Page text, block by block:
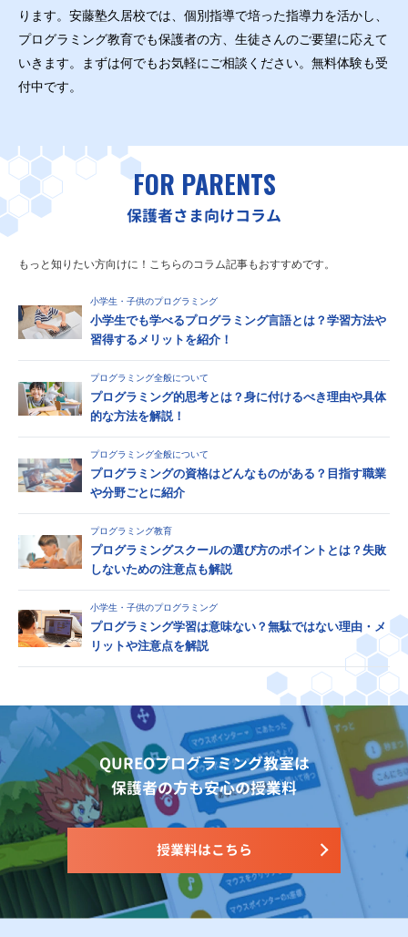
ります。安藤塾久居校では、個別指導で培った指導力を活かし、
プログラミング教育でも保護者の方、生徒さんのご要望に応えて
いきます。まずは何でもお気軽にご相談ください。無料体験も受
付中です。
FOR PARENTS
保護者さま向けコラム
もっと知りたい方向けに！こちらのコラム記事もおすすめです。
小学生・子供のプログラミング
小学生でも学べるプログラミング言語とは？学習方法や
習得するメリットを紹介！
プログラミング全般について
プログラミング的思考とは？身に付けるべき理由や具体
的な方法を解説！
プログラミング全般について
プログラミングの資格はどんなものがある？目指す職業
や分野ごとに紹介
プログラミング教育
プログラミングスクールの選び方のポイントとは？失敗
しないための注意点も解説
小学生・子供のプログラミング
プログラミング学習は意味ない？無駄ではない理由・メ
リットや注意点を解説
QUREOプログラミング教室は
保護者の方も安心の授業料
授業料はこちら